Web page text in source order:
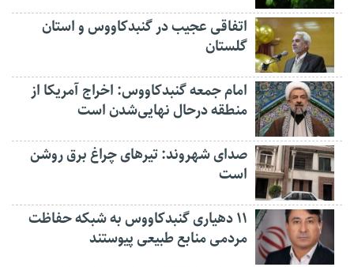
اتفاقی عجیب در‌ گنبدکاووس و استان
گلستان
امام جمعه گنبدکاووس: اخراج آمریکا از
منطقه درحال نهایی‌شدن است
صدای شهروند: تیرهای چراغ برق روشن
است
۱۱ دهیاری گنبدکاووس به شبکه حفاظت
مردمی منابع طبیعی پیوستند